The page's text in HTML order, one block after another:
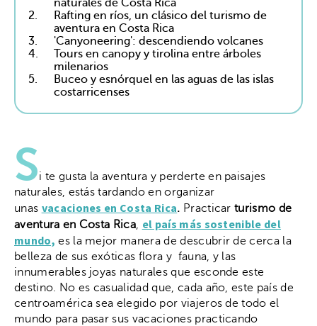
naturales de Costa Rica
2.
Rafting en ríos, un clásico del turismo de
aventura en Costa Rica
3.
'Canyoneering': descendiendo volcanes
4.
Tours en canopy y tirolina entre árboles
milenarios
5.
Buceo y esnórquel en las aguas de las islas
costarricenses
Si te gusta la aventura y perderte en paisajes
naturales, estás tardando en organizar
unas vacaciones en Costa Rica. Practicarturismo de
aventura en Costa Rica, el país más sostenible del
mundo, es la mejor manera de descubrir de cerca la
belleza de sus exóticas flora y fauna, y las
innumerables joyas naturales que esconde este
destino. No es casualidad que, cada año, este país de
centroamérica sea elegido por viajeros de todo el
mundo para pasar sus vacaciones practicando